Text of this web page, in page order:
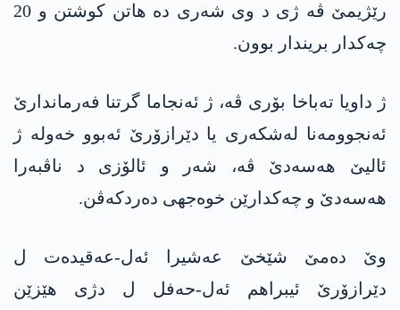
رێژیمێ ڤە ژی د وی شەری دە هاتن کوشتن و 20
چەکدار بریندار بوون.
ژ داویا تەباخا بۆری ڤە، ژ ئەنجاما گرتنا فەرماندارێ
ئەنجوومەنا لەشکەری یا دێرازۆرێ ئەبوو خەولە ژ
ئالیێ هه‌سه‌دێ ڤە، شەر و ئالۆزی د ناڤبەرا
هه‌سه‌دێ و چەکدارێن خوەجهی دەردکەڤن.
وێ دەمێ شێخێ عەشیرا ئەل-عەقیدەت ل
دێرازۆرێ ئیبراهم ئەل-حەفل ل دژی هێزێن